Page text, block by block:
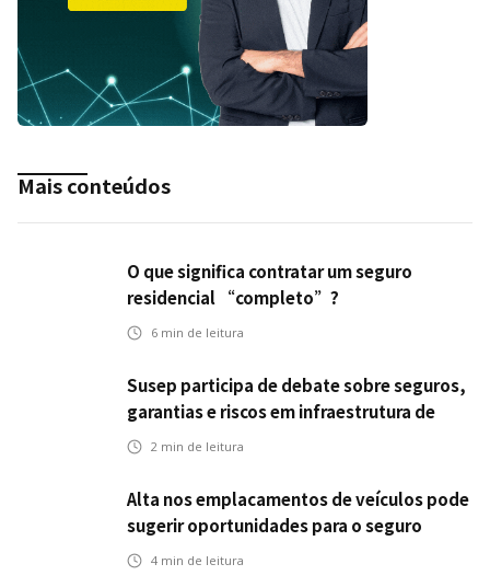
Mais conteúdos
O que significa contratar um seguro
residencial “completo”?
6 min de leitura
Susep participa de debate sobre seguros,
garantias e riscos em infraestrutura de
transportes
2 min de leitura
Alta nos emplacamentos de veículos pode
sugerir oportunidades para o seguro
automotivo
4 min de leitura